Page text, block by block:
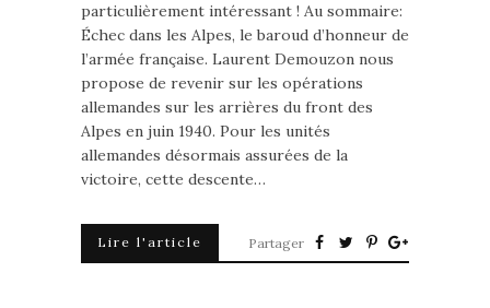
particulièrement intéressant ! Au sommaire:
Échec dans les Alpes, le baroud d’honneur de
l’armée française. Laurent Demouzon nous
propose de revenir sur les opérations
allemandes sur les arrières du front des
Alpes en juin 1940. Pour les unités
allemandes désormais assurées de la
victoire, cette descente…
Lire l'article Partager